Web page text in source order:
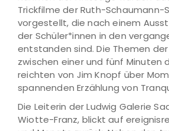
Trickfilme der Ruth-Schaumann-
vorgestellt, die nach einem
der Schüler*innen in den
entstanden sind. Die Themen
zwischen einer und fünf Minuten
reichten von Jim Knopf über
spannenden Erzählung von
Die Leiterin der Ludwig Galerie
Wiotte-Franz, blickt auf